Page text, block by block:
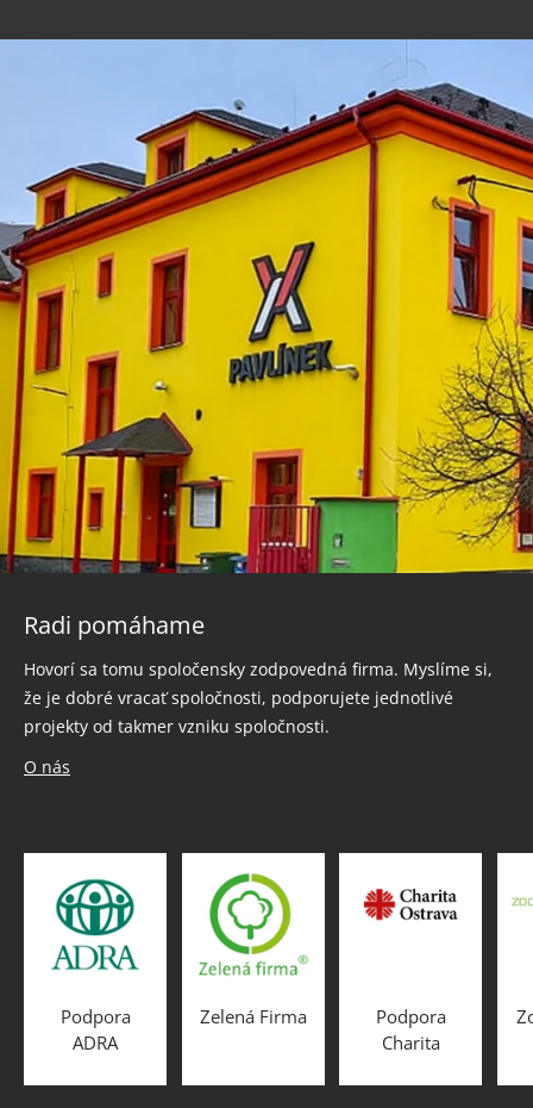
Radi pomáhame
Hovorí sa tomu spoločensky zodpovedná firma. Myslíme si,
že je dobré vracať spoločnosti, podporujete jednotlivé
projekty od takmer vzniku spoločnosti.
O nás
Podpora
ADRA
Zelená Firma
Podpora
Charita